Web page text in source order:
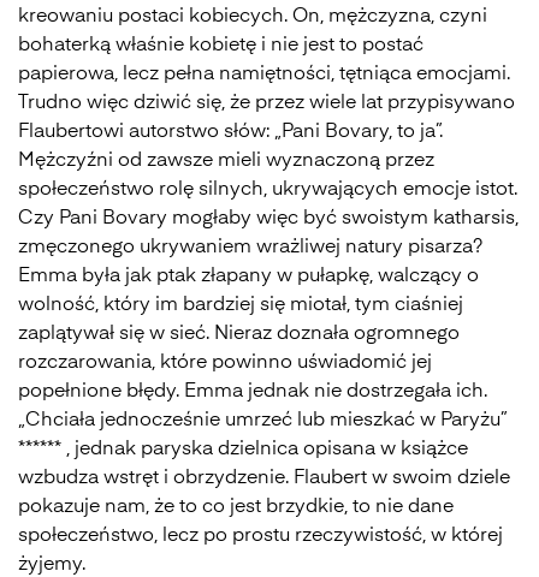
kreowaniu postaci kobiecych. On, mężczyzna, czyni
bohaterką właśnie kobietę i nie jest to postać
papierowa, lecz pełna namiętności, tętniąca emocjami.
Trudno więc dziwić się, że przez wiele lat przypisywano
Flaubertowi autorstwo słów: „Pani Bovary, to ja”.
Mężczyźni od zawsze mieli wyznaczoną przez
społeczeństwo rolę silnych, ukrywających emocje istot.
Czy Pani Bovary mogłaby więc być swoistym katharsis,
zmęczonego ukrywaniem wrażliwej natury pisarza?
Emma była jak ptak złapany w pułapkę, walczący o
wolność, który im bardziej się miotał, tym ciaśniej
zaplątywał się w sieć. Nieraz doznała ogromnego
rozczarowania, które powinno uświadomić jej
popełnione błędy. Emma jednak nie dostrzegała ich.
„Chciała jednocześnie umrzeć lub mieszkać w Paryżu”
****** , jednak paryska dzielnica opisana w książce
wzbudza wstręt i obrzydzenie. Flaubert w swoim dziele
pokazuje nam, że to co jest brzydkie, to nie dane
społeczeństwo, lecz po prostu rzeczywistość, w której
żyjemy.